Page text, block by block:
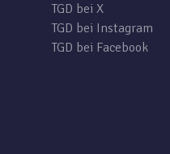
TGD bei X
TGD bei Instagram
TGD bei Facebook